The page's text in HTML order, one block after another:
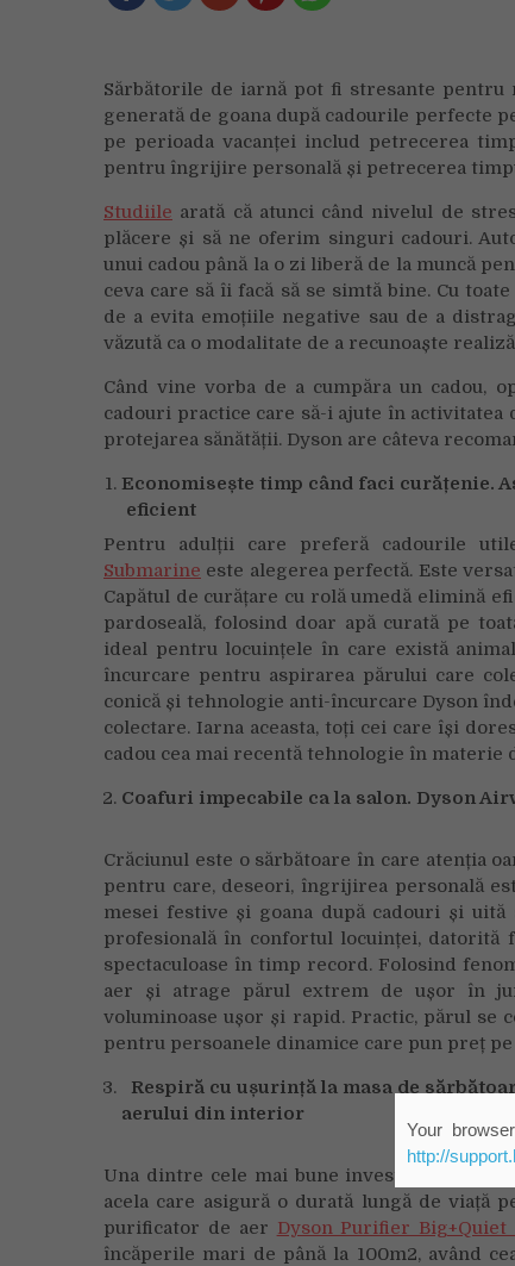
Sărbătorile de iarnă pot fi stresante pentru
generată de goana după cadourile perfecte
pe perioada vacanței includ petrecerea
pentru îngrijire personală și petrecerea
Studiile arată că atunci când nivelul de
plăcere și să ne oferim singuri cadouri.
unui cadou până la o zi liberă de la muncă
ceva care să îi facă să se simtă bine. Cu
de a evita emoțiile negative sau de a
văzută ca o modalitate de a recunoaște
Când vine vorba de a cumpăra un cadou,
cadouri practice care să-i ajute în
protejarea sănătății. Dyson are câteva
Economisește timp când faci curățenie.
eficient
Pentru adulții care preferă cadourile
Submarine este alegerea perfectă. Este
Capătul de curățare cu rolă umedă elimină
pardoseală, folosind doar apă curată pe
ideal pentru locuințele în care există
încurcare pentru aspirarea părului care
conică și tehnologie anti-încurcare Dyson
colectare. Iarna aceasta, toți cei care își
cadou cea mai recentă tehnologie în materie
Coafuri impecabile ca la salon. Dyson
Crăciunul este o sărbătoare în care atenția
pentru care, deseori, îngrijirea personală
mesei festive și goana după cadouri și uită
profesională în confortul locuinței,
spectaculoase în timp record. Folosind
aer și atrage părul extrem de ușor în
voluminoase ușor și rapid. Practic, părul se
pentru persoanele dinamice care pun preț
Respiră cu ușurință la masa de
aerului din interior
Una dintre cele mai bune investiții pe care
acela care asigură o durată lungă de viață
purificator de aer Dyson Purifier Big+Quiet
încăperile mari de până la 100m2, având
Your
http://